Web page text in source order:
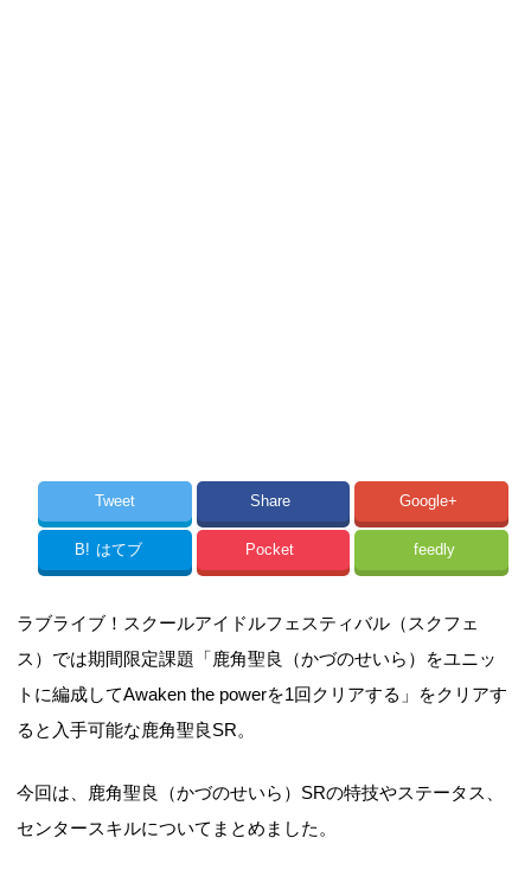
Tweet Share Google+
B! はてブ Pocket feedly
ラブライブ！スクールアイドルフェスティバル（スクフェ
ス）では期間限定課題「鹿角聖良（かづのせいら）をユニッ
トに編成してAwaken the powerを1回クリアする」をクリアす
ると入手可能な鹿角聖良SR。
今回は、鹿角聖良（かづのせいら）SRの特技やステータス、
センタースキルについてまとめました。